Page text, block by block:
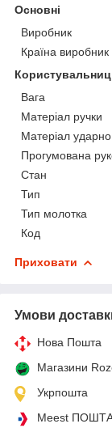
Основні
Виробник
Країна виробник
Вага
Матеріал ручки
Матеріал
Прогумована
Стан
Тип
Тип молотка
Код
Приховати
Умови
Нова Пошта
Магазини
Укрпошта
Meest